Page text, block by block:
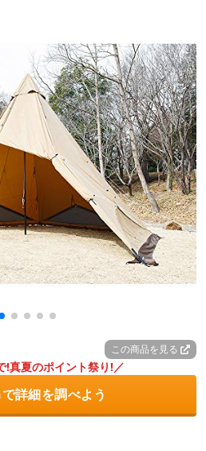
この商品を見る
!真夏のポイント祭り!／
詳細を調べよう